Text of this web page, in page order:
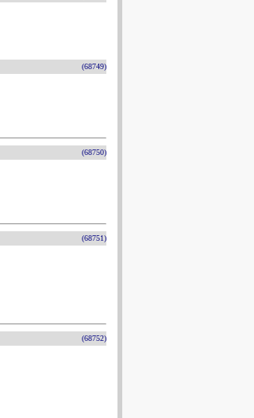
(68749)
(68750)
(68751)
(68752)